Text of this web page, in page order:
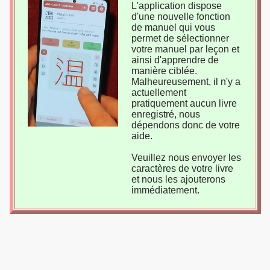
L'application dispose
d'une nouvelle fonction
de manuel qui vous
permet de sélectionner
votre manuel par leçon et
ainsi d'apprendre de
manière ciblée.
Malheureusement, il n'y a
actuellement
pratiquement aucun livre
enregistré, nous
dépendons donc de votre
aide.
Veuillez nous envoyer les
caractères de votre livre
et nous les ajouterons
immédiatement.